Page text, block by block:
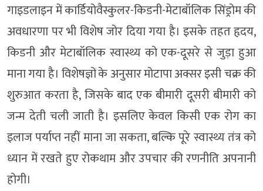
गाइडलाइन में कार्डियोवैस्कुलर-किडनी-मेटाबॉलिक सिंड्रोम की
अवधारणा पर भी विशेष जोर दिया गया है। इसके तहत हृदय,
किडनी और मेटाबॉलिक स्वास्थ्य को एक-दूसरे से जुड़ा हुआ
माना गया है। विशेषज्ञों के अनुसार मोटापा अक्सर इसी चक्र की
शुरुआत करता है, जिसके बाद एक बीमारी दूसरी बीमारी को
जन्म देती चली जाती है। इसलिए केवल किसी एक रोग का
इलाज पर्याप्त नहीं माना जा सकता, बल्कि पूरे स्वास्थ्य तंत्र को
ध्यान में रखते हुए रोकथाम और उपचार की रणनीति अपनानी
होगी।